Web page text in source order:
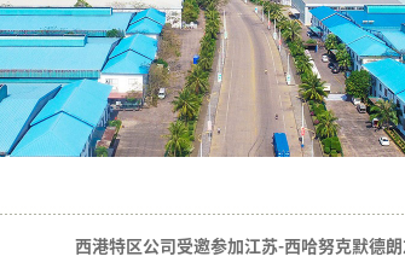
西港特区公司受邀参加江苏-西哈努克默德